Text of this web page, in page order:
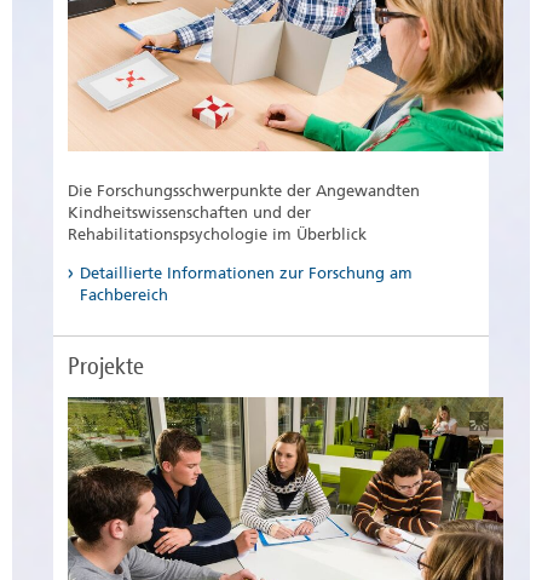
Die Forschungsschwerpunkte der Angewandten
Kindheitswissenschaften und der
Rehabilitationspsychologie im Überblick
Detaillierte Informationen zur Forschung am
Fachbereich
Projekte